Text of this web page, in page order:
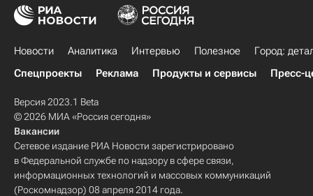
Новости Аналитика Интервью Полезное
Город:
Спецпроекты
Реклама Продукты и сервисы Пресс-
Версия 2023.1 Beta
© 2026 МИА «Россия сегодня»
Вакансии
Сетевое издание РИА Новости зарегистрировано
в Федеральной службе по надзору в сфере связи,
информационных технологий и массовых коммуникаций
(Роскомнадзор) 08 апреля 2014 года.